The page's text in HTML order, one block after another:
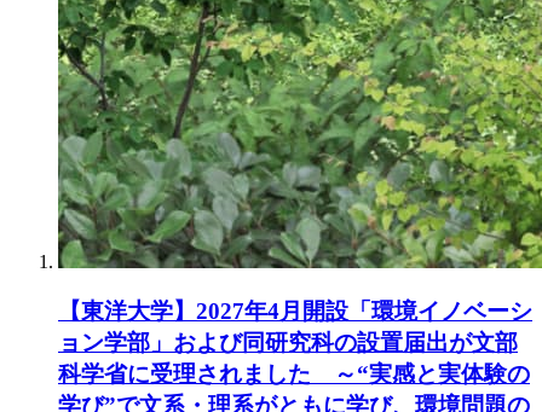
【東洋大学】2027年4月開設「環境イノベーシ
ョン学部」および同研究科の設置届出が文部
科学省に受理されました ～“実感と実体験の
学び”で文系・理系がともに学び、環境問題の